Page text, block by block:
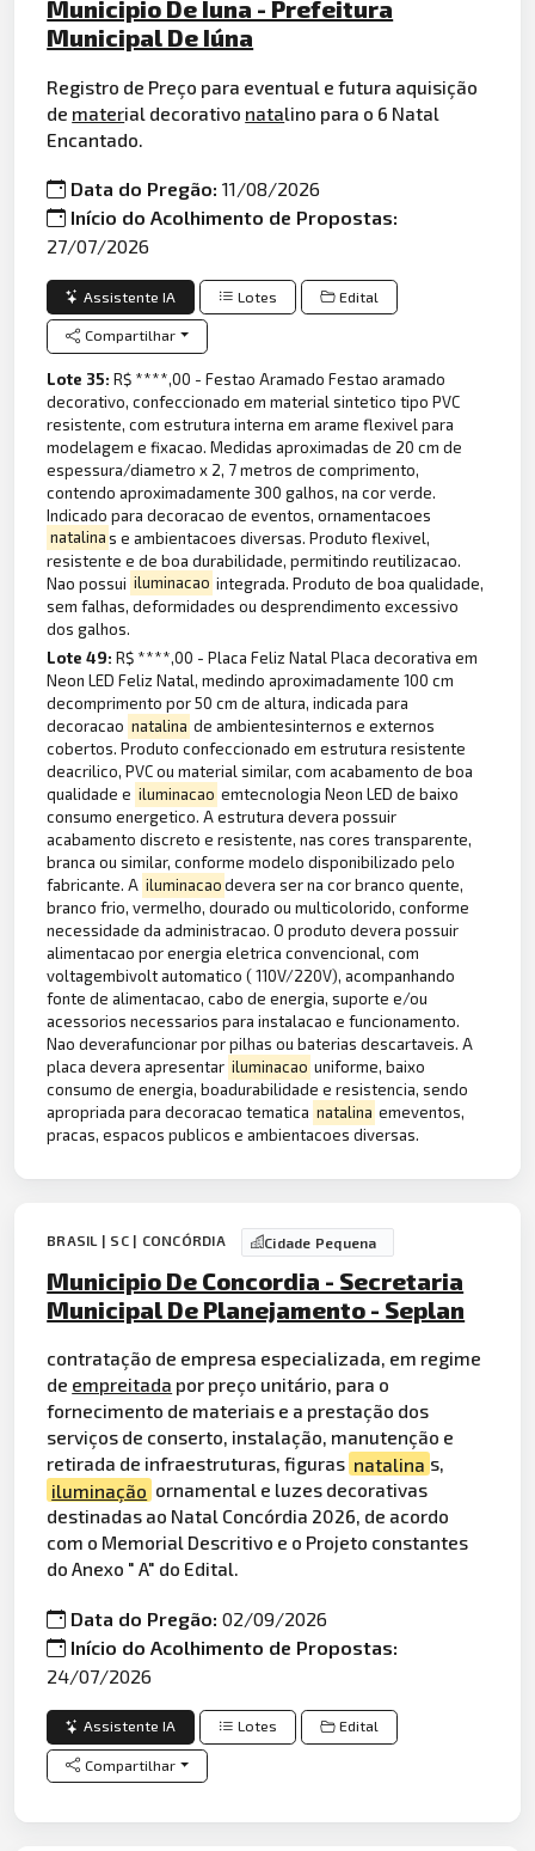
Municipio De Iuna - Prefeitura
Municipal De Iúna
Registro de Preço para eventual e futura aquisição
de material decorativo natalino para o 6 Natal
Encantado.
Data do Pregão:11/08/2026
Início do Acolhimento de Propostas:
27/07/2026
Assistente IA Lotes Edital
Compartilhar
Lote 35:R$ ****,00 - Festao Aramado Festao aramado
decorativo, confeccionado em material sintetico tipo PVC
resistente, com estrutura interna em arame flexivel para
modelagem e fixacao. Medidas aproximadas de 20 cm de
espessura/diametro x 2, 7 metros de comprimento,
contendo aproximadamente 300 galhos, na cor verde.
Indicado para decoracao de eventos, ornamentacoes
natalinas e ambientacoes diversas. Produto flexivel,
resistente e de boa durabilidade, permitindo reutilizacao.
Nao possui iluminacao integrada. Produto de boa qualidade,
sem falhas, deformidades ou desprendimento excessivo
dos galhos.
Lote 49:R$ ****,00 - Placa Feliz Natal Placa decorativa em
Neon LED Feliz Natal, medindo aproximadamente 100 cm
decomprimento por 50 cm de altura, indicada para
decoracao natalina de ambientesinternos e externos
cobertos. Produto confeccionado em estrutura resistente
deacrilico, PVC ou material similar, com acabamento de boa
qualidade e iluminacao emtecnologia Neon LED de baixo
consumo energetico. A estrutura devera possuir
acabamento discreto e resistente, nas cores transparente,
branca ou similar, conforme modelo disponibilizado pelo
fabricante. A iluminacaodevera ser na cor branco quente,
branco frio, vermelho, dourado ou multicolorido, conforme
necessidade da administracao. O produto devera possuir
alimentacao por energia eletrica convencional, com
voltagembivolt automatico ( 110V/220V), acompanhando
fonte de alimentacao, cabo de energia, suporte e/ou
acessorios necessarios para instalacao e funcionamento.
Nao deverafuncionar por pilhas ou baterias descartaveis. A
placa devera apresentar iluminacao uniforme, baixo
consumo de energia, boadurabilidade e resistencia, sendo
apropriada para decoracao tematica natalina emeventos,
pracas, espacos publicos e ambientacoes diversas.
BRASIL | SC | CONCÓRDIA Cidade Pequena
Municipio De Concordia - Secretaria
Municipal De Planejamento - Seplan
contratação de empresa especializada, em regime
de empreitada por preço unitário, para o
fornecimento de materiais e a prestação dos
serviços de conserto, instalação, manutenção e
retirada de infraestruturas, figuras natalina s,
iluminação ornamental e luzes decorativas
destinadas ao Natal Concórdia 2026, de acordo
com o Memorial Descritivo e o Projeto constantes
do Anexo " A" do Edital.
Data do Pregão:02/09/2026
Início do Acolhimento de Propostas:
24/07/2026
Assistente IA Lotes Edital
Compartilhar